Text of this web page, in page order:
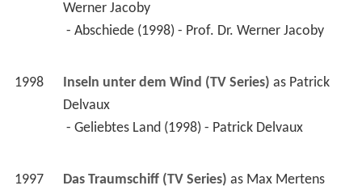
Werner Jacoby
- Abschiede (1998) - Prof. Dr. Werner Jacoby
1998 Inseln unter dem Wind (TV Series) as Patrick
Delvaux
- Geliebtes Land (1998) - Patrick Delvaux
1997 Das Traumschiff (TV Series) as Max Mertens